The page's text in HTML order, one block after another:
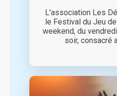
L'association Les
le Festival du Jeu
weekend, du
soir, consacré